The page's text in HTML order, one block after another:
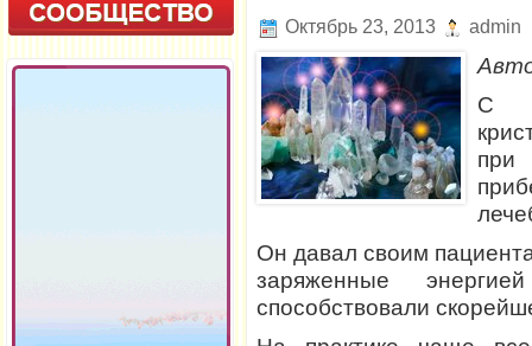
Октябрь 23, 2013 admin
С
Он давал своим
заряженные
способствовали